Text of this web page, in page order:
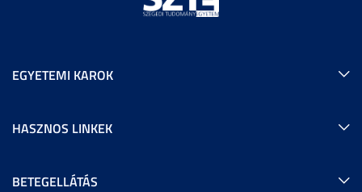
EGYETEMI KAROK
HASZNOS LINKEK
BETEGELLÁTÁS